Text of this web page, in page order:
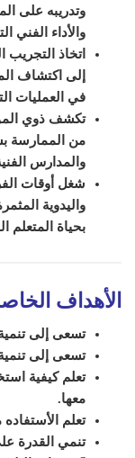
وتدريبه على
والأداء الفني
اتخاذ
إلى اكتشاف
في العمليات
تكشف ذوي
من الممارسة
والمدارس
شغل أوقات
واليدوية
بحياة المتعلم
الأهداف
تسعى إلى تنمية
تسعى إلى
تعلم كيفية
معها.
تعلم
تنمي القدرة